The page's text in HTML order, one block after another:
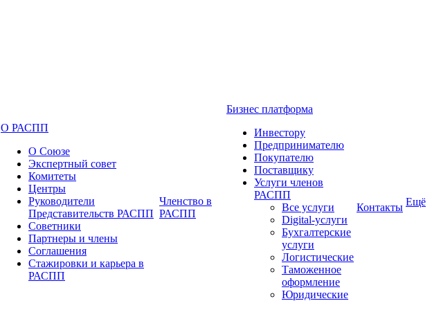
О РАСПП
О Союзе
Экспертный совет
Комитеты
Центры
Руководители
Представительств РАСПП
Советники
Партнеры и члены
Соглашения
Стажировки и карьера в
РАСПП
Членство в
РАСПП
Бизнес платформа
Инвестору
Предпринимателю
Покупателю
Поставщику
Услуги членов
РАСПП
Все услуги
Digital-услуги
Бухгалтерские
услуги
Логистические
Таможенное
оформление
Юридические
Контакты Ещё